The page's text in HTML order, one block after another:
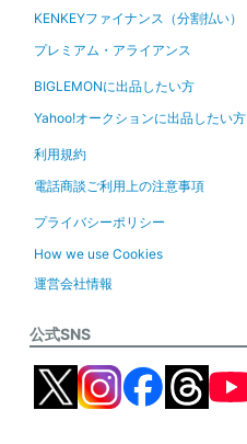
KENKEYファイナンス（分割払い）
プレミアム・アライアンス
BIGLEMONに出品したい方
Yahoo!オークションに出品したい方
利用規約
電話商談ご利用上の注意事項
プライバシーポリシー
How we use Cookies
運営会社情報
公式SNS